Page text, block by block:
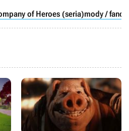
of Heroes (seria)mody /